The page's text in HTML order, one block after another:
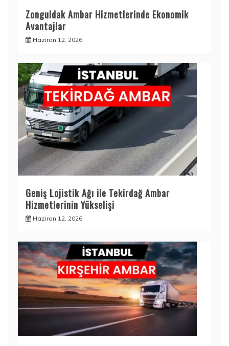
Zonguldak Ambar Hizmetlerinde Ekonomik
Avantajlar
Haziran 12, 2026
Geniş Lojistik Ağı ile Tekirdağ Ambar
Hizmetlerinin Yükselişi
Haziran 12, 2026